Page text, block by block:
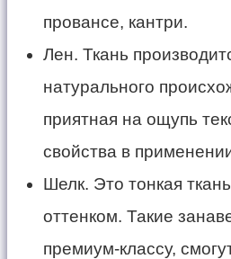
провансе, кантри.
Лен. Ткань
натурального
приятная на ощупь
свойства в
Шелк. Это тонкая
оттенком. Такие
премиум-классу,